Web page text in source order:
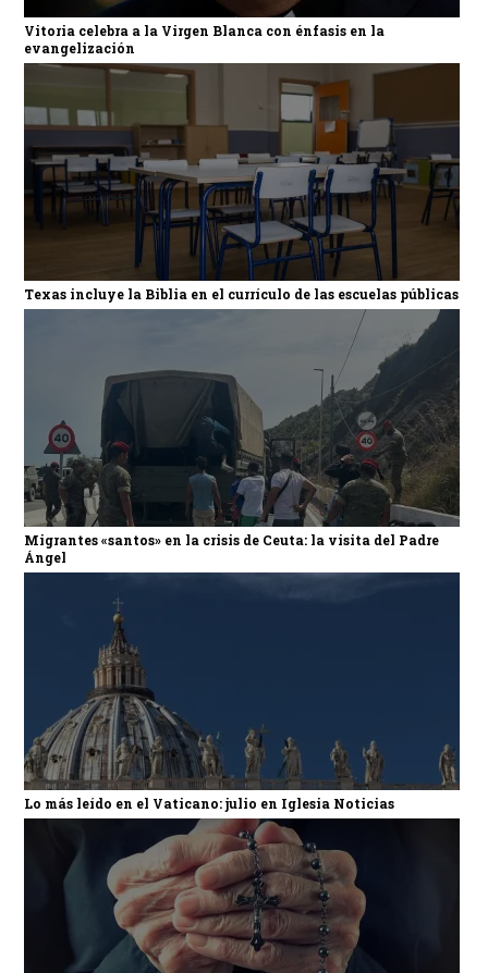
Vitoria celebra a la Virgen Blanca con énfasis en la
evangelización
Texas incluye la Biblia en el currículo de las escuelas públicas
Migrantes «santos» en la crisis de Ceuta: la visita del Padre
Ángel
Lo más leído en el Vaticano: julio en Iglesia Noticias